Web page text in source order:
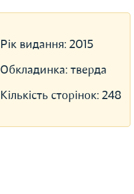
Рік видання: 2015
Обкладинка: тверда
Кількість сторінок: 248